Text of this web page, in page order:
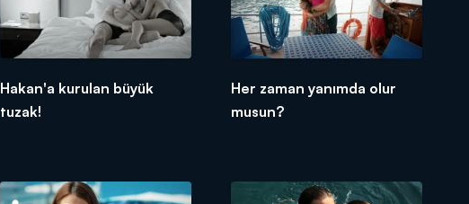
Hakan'a kurulan büyük
tuzak!
Her zaman yanımda olur
musun?